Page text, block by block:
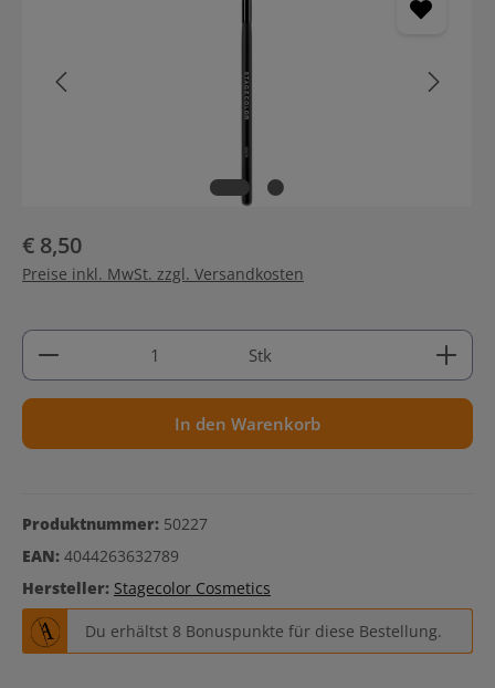
€ 8,50
Preise inkl. MwSt. zzgl. Versandkosten
Produkt Anzahl: Gib den gewünschten Wert ein
Stk
In den Warenkorb
Produktnummer: 50227
EAN: 4044263632789
Hersteller: Stagecolor Cosmetics
Du erhältst 8 Bonuspunkte für diese Bestellung.